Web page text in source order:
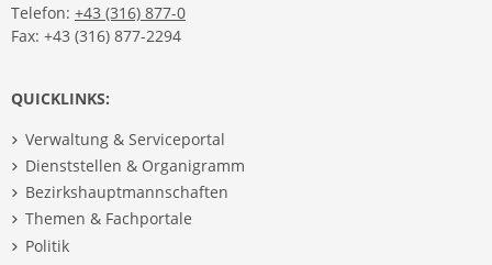
Telefon: +43 (316) 877-0
Fax: +43 (316) 877-2294
QUICKLINKS:
Verwaltung & Serviceportal
Dienststellen & Organigramm
Bezirkshauptmannschaften
Themen & Fachportale
Politik